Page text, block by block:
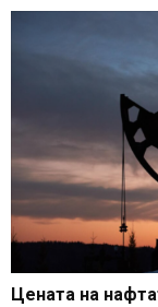
Цената на